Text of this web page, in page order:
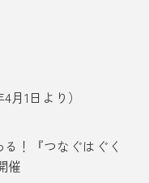
1日より）
！『つなぐはぐく
催